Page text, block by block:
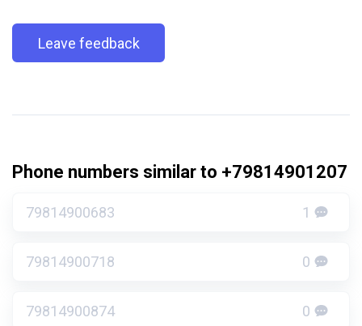
Leave feedback
Phone numbers similar to +79814901207
79814900683 1
79814900718 0
79814900874 0